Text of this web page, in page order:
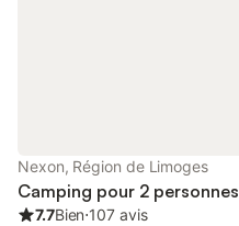
Nexon, Région de Limoges
Camping pour 2 personnes
7.7Bien⋅107 avis